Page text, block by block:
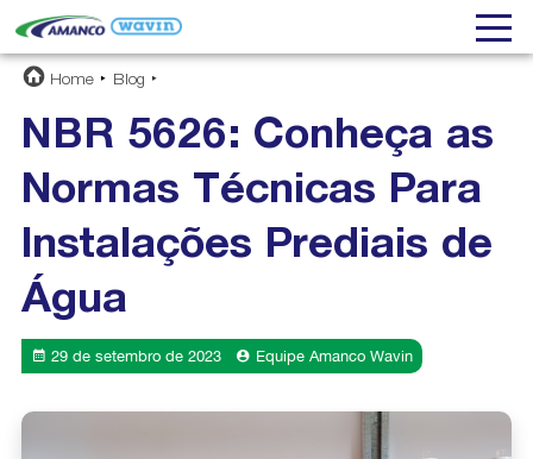
Home Blog
NBR 5626: Conheça as
Normas Técnicas Para
Instalações Prediais de
Água
29 de setembro de 2023 Equipe Amanco Wavin